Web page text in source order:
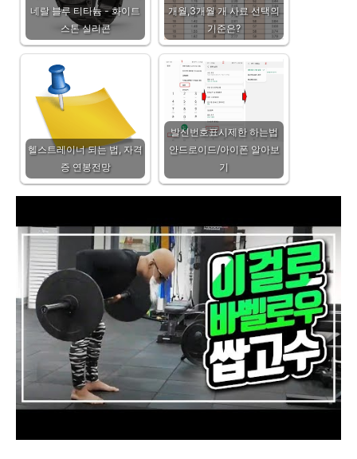
네랄 블루 티타늄 - 화이트
스톤 실리콘
개월,3개월 개 사료 선택의
기준은?
헬스트레이너 되는 법, 자격
증 연봉전망
발신번호표시제한 하는법
안드로이드/아이폰 알아보
기